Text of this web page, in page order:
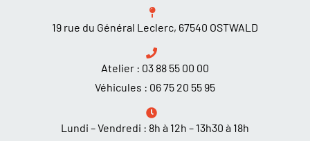
19 rue du Général Leclerc, 67540 OSTWALD
Atelier : 03 88 55 00 00
Véhicules : 06 75 20 55 95
Lundi – Vendredi : 8h à 12h – 13h30 à 18h